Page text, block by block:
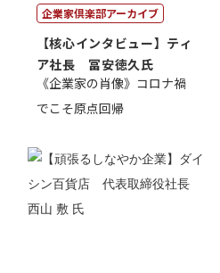
企業家倶楽部アーカイブ
【核心インタビュー】ティ
ア社長 冨安徳久氏
《企業家の肖像》コロナ禍
でこそ原点回帰